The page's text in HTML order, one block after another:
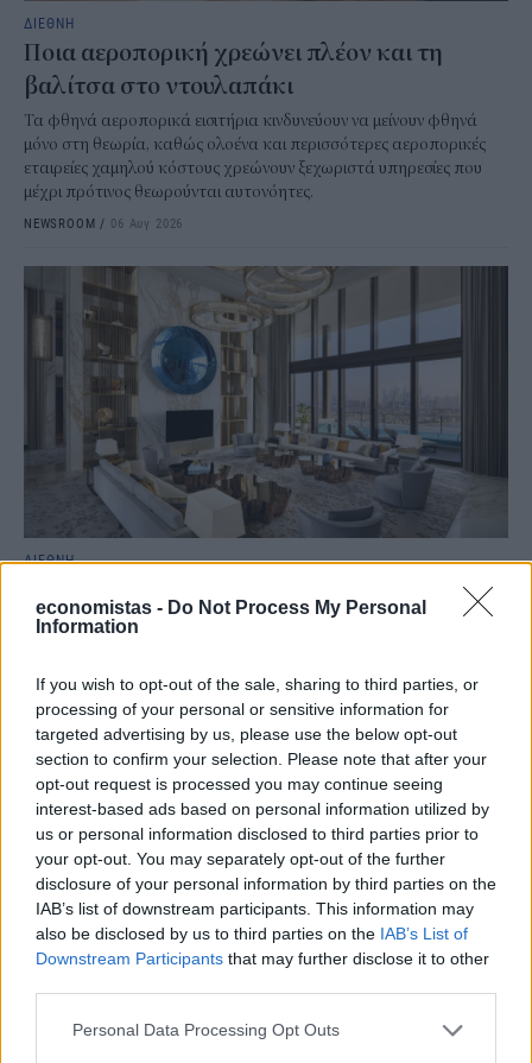
economistas - Do Not Process My Personal
Information
If you wish to opt-out of the sale, sharing to third parties, or
processing of your personal or sensitive information for
targeted advertising by us, please use the below opt-out
section to confirm your selection. Please note that after your
opt-out request is processed you may continue seeing
interest-based ads based on personal information utilized by
us or personal information disclosed to third parties prior to
your opt-out. You may separately opt-out of the further
disclosure of your personal information by third parties on the
IAB’s list of downstream participants. This information may
also be disclosed by us to third parties on the IAB’s List of
Downstream Participants that may further disclose it to other
Personal Data Processing Opt Outs
ΔΙΕΘΝΗ
Ποια αεροπορική χρεώνει πλέον και τη
βαλίτσα στο ντουλαπάκι
Τα φθηνά αεροπορικά εισιτήρια κινδυνεύουν να μείνουν φθηνά
μόνο στη θεωρία, καθώς ολοένα και περισσότερες αεροπορικές
εταιρείες χαμηλού κόστους χρεώνουν ξεχωριστά υπηρεσίες που
μέχρι πρότινος θεωρούνται αυτονόητες.
NEWSROOM / 06 Αυγ 2026
ΔΙΕΘΝΗ
ξενοδοχείου στον κόσμο
πιο ακριβά ρετιρέ ξενοδοχείων στο κόσμο στο οποίο, ρεαλιστικά
μιλώντας, γνωρίζετε ότι θα ήταν αρκετά δύσκολο να βρεθείτε; Στο
Ντουμπάι και συγκεκριμένα στο Atlantis The Royal, στην τεχνητή
νησίδα Palm Jumeirah, βρίσκεται μία από τις ακριβότερες και πιο
εντυπωσιακές ξενοδοχειακές σουίτες στον κόσμο.
NEWSROOM/05 Αυγ 2026